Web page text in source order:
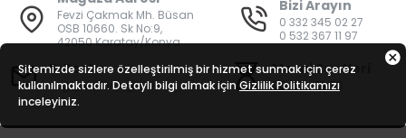
Fevzi Çakmak Mh. Büsan
OSB 10660. Sk No:9,
42050 Karatay/Konya
Bizi Arayın
0 332 345 02 27
0 532 367 11 97
E-Posta
bilgi@vatanisguvenligi.com
Mesai Saatleri
08:00 - 19:00
Sitemizde sizlere özelleştirilmiş bir hizmet sunmak için çerez
kullanılmaktadır. Detaylı bilgi almak için Gizlilik Politikamızı
inceleyiniz.